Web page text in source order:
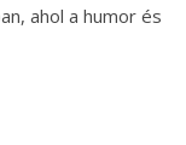
ahol a humor és